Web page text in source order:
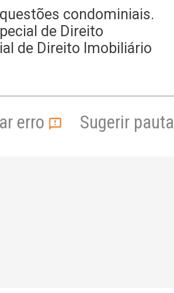
condominiais.
de Direito
de Direito Imobiliário
erro Sugerir pauta